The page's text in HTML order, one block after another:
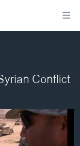
Conflict